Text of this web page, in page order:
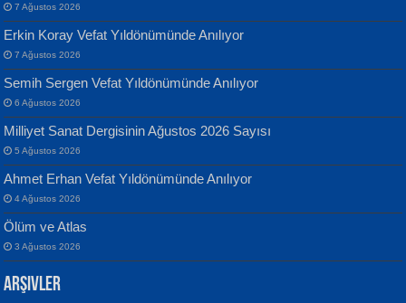
Sultan Olmadan Önce Eyüp...
EKREM KARABABA
Defterimden İçeri...
İsmail Aydos
İnkisar...
7 Ağustos 2026
Erkin Koray Vefat Yıldönümünde Anılıyor
7 Ağustos 2026
Semih Sergen Vefat Yıldönümünde Anılıyor
6 Ağustos 2026
Milliyet Sanat Dergisinin Ağustos 2026 Sayısı
5 Ağustos 2026
Ahmet Erhan Vefat Yıldönümünde Anılıyor
4 Ağustos 2026
Ölüm ve Atlas
3 Ağustos 2026
Arşivler